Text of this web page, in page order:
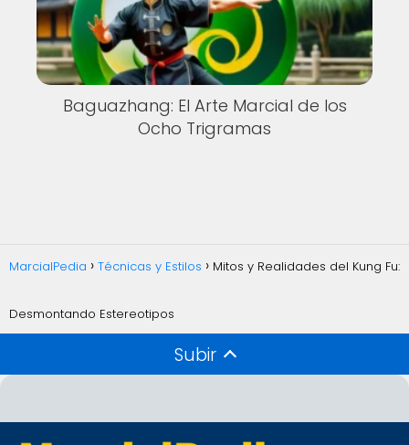
Baguazhang: El Arte Marcial de los
Ocho Trigramas
MarcialPedia Técnicas y Estilos Mitos y Realidades del Kung Fu:
Desmontando Estereotipos
Subir